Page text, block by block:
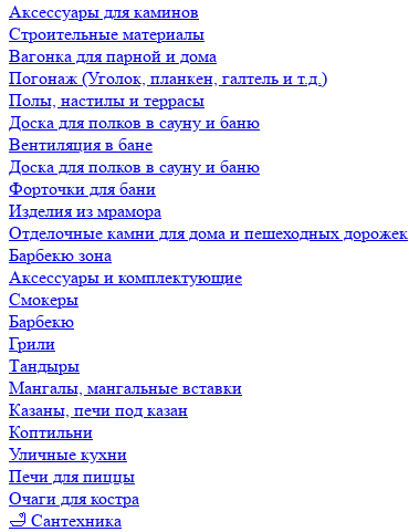
Аксессуары для каминов
Строительные материалы
Вагонка для парной и дома
Погонаж (Уголок, планкен, галтель и т.д.)
Полы, настилы и террасы
Доска для полков в сауну и баню
Вентиляция в бане
Доска для полков в сауну и баню
Форточки для бани
Изделия из мрамора
Отделочные камни для дома и пешеходных дорожек
Барбекю зона
Аксессуары и комплектующие
Смокеры
Барбекю
Грили
Тандыры
Мангалы, мангальные вставки
Казаны, печи под казан
Коптильни
Уличные кухни
Печи для пиццы
Очаги для костра
🛁 Сантехника